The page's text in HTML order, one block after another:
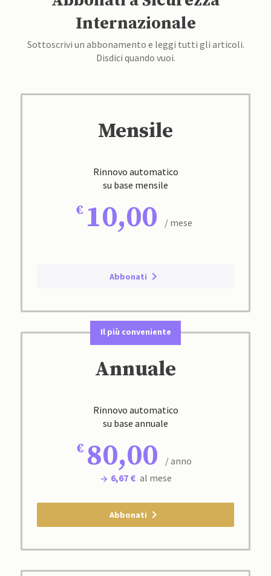
Internazionale
Sottoscrivi un abbonamento e leggi tutti gli articoli.
Disdici quando vuoi.
Mensile
Rinnovo automatico
su base mensile
10,00 / mese
Abbonati
Il più conveniente
Annuale
Rinnovo automatico
su base annuale
80,00
/ anno
6,67 € al mese
Abbonati